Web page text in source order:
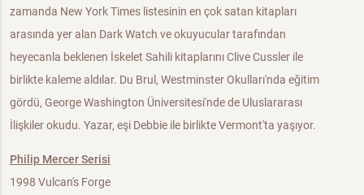
zamanda New York Times listesinin en çok satan kitapları
arasında yer alan Dark Watch ve okuyucular tarafından
heyecanla beklenen İskelet Sahili kitaplarını Clive Cussler ile
birlikte kaleme aldılar. Du Brul, Westminster Okulları'nda eğitim
gördü, George Washington Üniversitesi'nde de Uluslararası
İlişkiler okudu. Yazar, eşi Debbie ile birlikte Vermont'ta yaşıyor.
Philip Mercer Serisi
1998 Vulcan's Forge